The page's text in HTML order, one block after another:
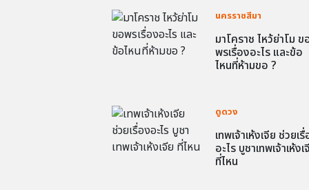
นครราชสีมา
มาโคราช ไหว้ย่าโม ข
พรเรื่องอะไร และข้อ
ไหนที่ห้ามขอ ?
ดูดวง
เทพเจ้าเห้งเจีย ช่วยเ
อะไร บูชาเทพเจ้าเห้งเ
ที่ไหน